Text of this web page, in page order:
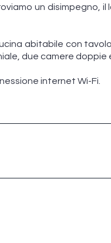
un disimpegno,
abitabile con
due camere doppie
internet Wi-Fi.